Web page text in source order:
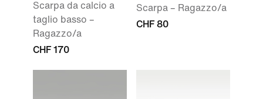
Scarpa da calcio a
taglio basso –
Ragazzo/a
CHF 170
Scarpa – Ragazzo/a
CHF 80